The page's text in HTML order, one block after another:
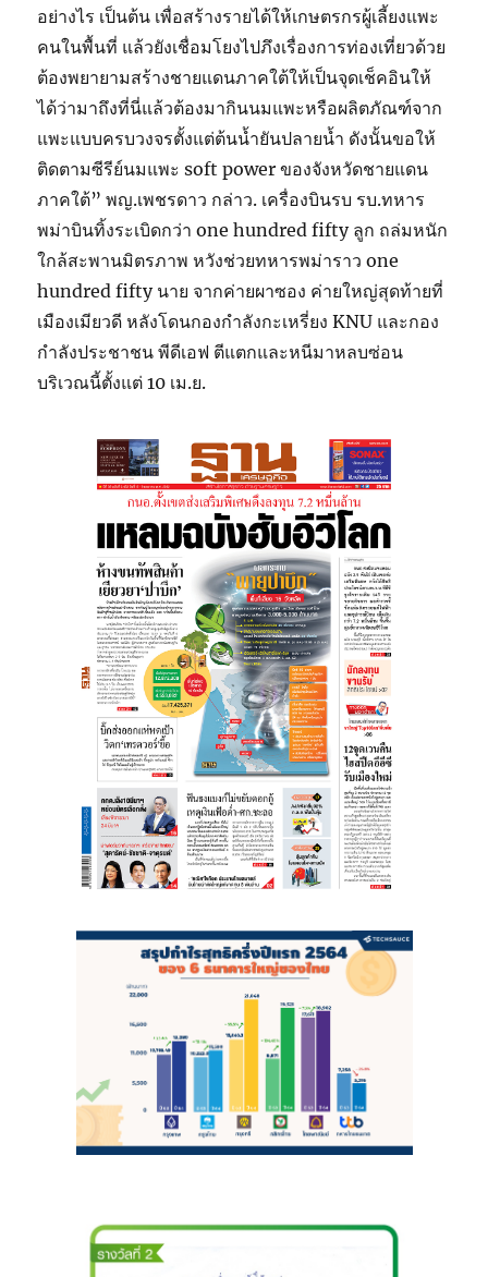
อย่างไร เป็นต้น เพื่อสร้างรายได้ให้เกษตรกรผู้เลี้ยงแพะ
คนในพื้นที่ แล้วยังเชื่อมโยงไปภึงเรื่องการท่องเที่ยวด้วย
ต้องพยายามสร้างชายแดนภาคใต้ให้เป็นจุดเช็คอินให้
ได้ว่ามาถึงที่นี่แล้วต้องมากินนมแพะหรือผลิตภัณฑ์จาก
แพะแบบครบวงจรตั้งแต่ต้นน้ำยันปลายน้ำ ดังนั้นขอให้
ติดตามซีรีย์นมแพะ soft power ของจังหวัดชายแดน
ภาคใต้” พญ.เพชรดาว กล่าว. เครื่องบินรบ รบ.ทหาร
พม่าบินทิ้งระเบิดกว่า one hundred fifty ลูก ถล่มหนัก
ใกล้สะพานมิตรภาพ หวังช่วยทหารพม่าราว one
hundred fifty นาย จากค่ายผาซอง ค่ายใหญ่สุดท้ายที่
เมืองเมียวดี หลังโดนกองกำลังกะเหรี่ยง KNU และกอง
กำลังประชาชน พีดีเอฟ ตีแตกและหนีมาหลบซ่อน
บริเวณนี้ตั้งแต่ 10 เม.ย.